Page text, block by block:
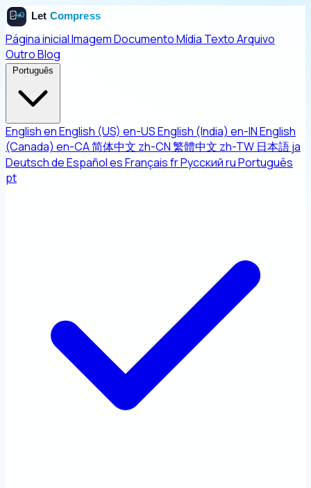
Página inicialImagemDocumentoMídia TextoArquivo
OutroBlog
Português
EnglishenEnglish (US) en-USEnglish (India) en-INEnglish
(Canada) en-CA简体中文 zh-CN繁體中文 zh-TW 日本語ja
DeutschdeEspañolesFrançaisfrРусскийruPortuguês
pt